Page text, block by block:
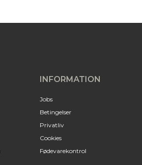
INFORMATION
Jobs
Betingelser
Privatliv
Cookies
Fødevarekontrol